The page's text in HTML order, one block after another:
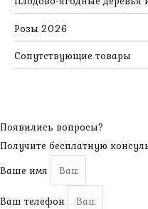
Розы 2026
Сопутствующие товары
Появились вопросы?
Получите бесплатную
Ваше имя
Ваш телефон